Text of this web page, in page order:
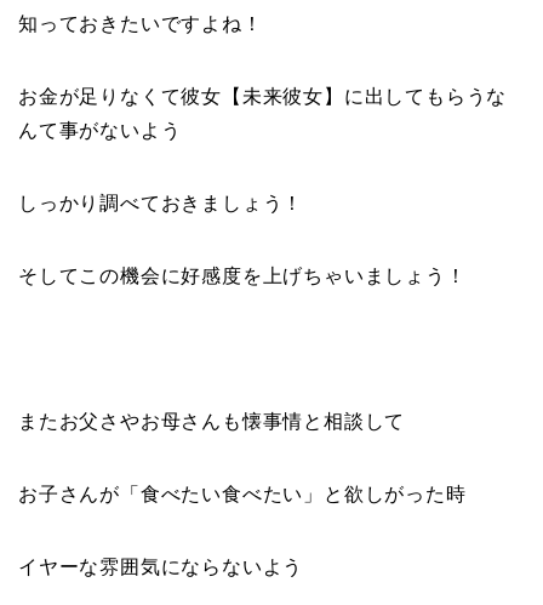
知っておきたいですよね！
お金が足りなくて彼女【未来彼女】に出してもらうな
んて事がないよう
しっかり調べておきましょう！
そしてこの機会に好感度を上げちゃいましょう！
またお父さやお母さんも懐事情と相談して
お子さんが「食べたい食べたい」と欲しがった時
イヤーな雰囲気にならないよう